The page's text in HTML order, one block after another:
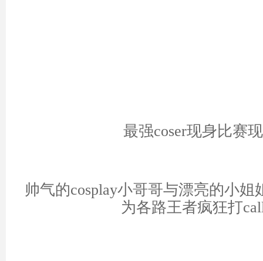
最强coser现身比赛
帅气的cosplay小哥哥与漂亮的小姐
为各路王者疯狂打